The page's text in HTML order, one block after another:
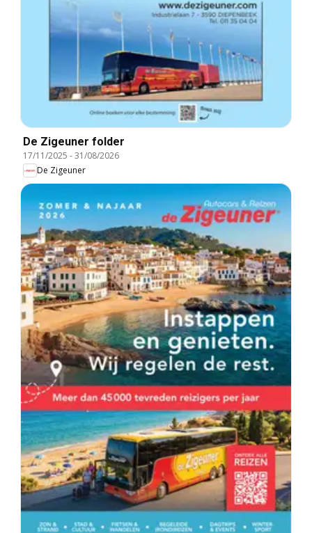
De Zigeuner folder
17/11/2025 -31/08/2026
De Zigeuner